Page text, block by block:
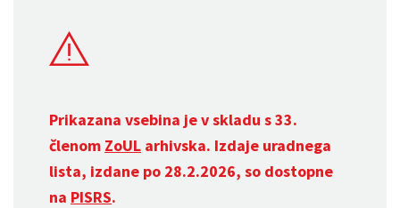
Prikazana vsebina je v skladu s 33.
členom ZoUL arhivska. Izdaje uradnega
lista, izdane po 28.2.2026, so dostopne
na PISRS.